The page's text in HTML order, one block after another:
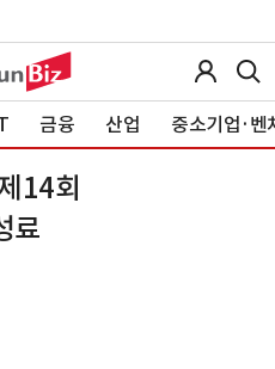
금융 산업 중소기업·벤
14회
료